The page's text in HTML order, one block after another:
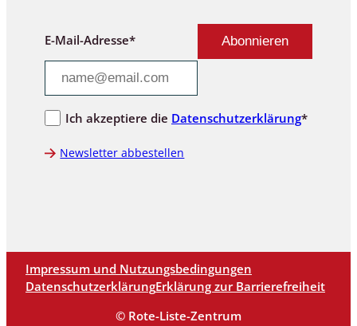
E-Mail-Adresse*
Ich akzeptiere die Datenschutzerklärung*
Newsletter abbestellen
Impressum und Nutzungsbedingungen
DatenschutzerklärungErklärung zur Barrierefreiheit
© Rote-Liste-Zentrum